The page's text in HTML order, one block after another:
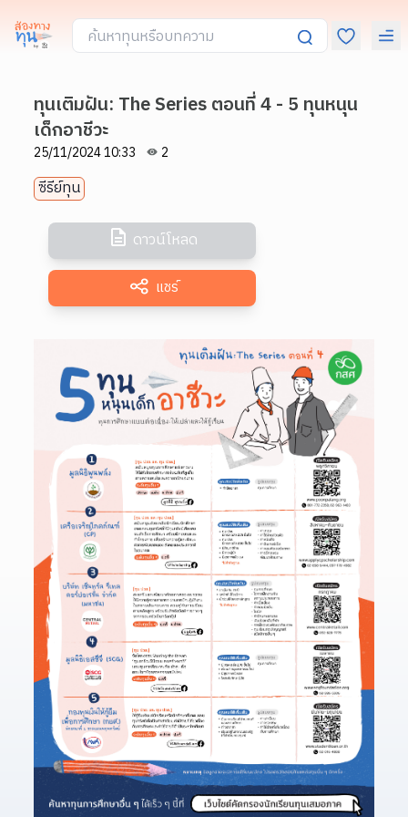
ทุนเติมฝัน: The Series ตอนที่ 4 - 5 ทุนหนุน
เด็กอาชีวะ
25/11/2024 10:33 2
ซีรีย์ทุน
ดาวน์โหลด
แชร์